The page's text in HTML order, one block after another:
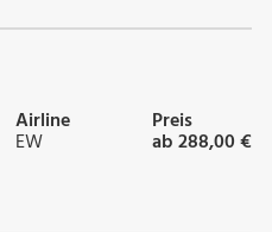
Airline
EW
Preis
ab 288,00 €